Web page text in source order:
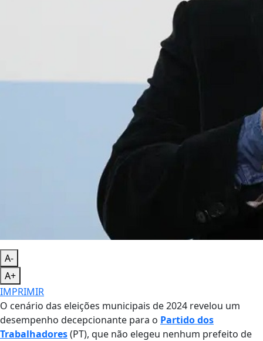
A-
A+
IMPRIMIR
O cenário das eleições municipais de 2024 revelou um
desempenho decepcionante para o Partido dos
Trabalhadores(PT), que não elegeu nenhum prefeito de